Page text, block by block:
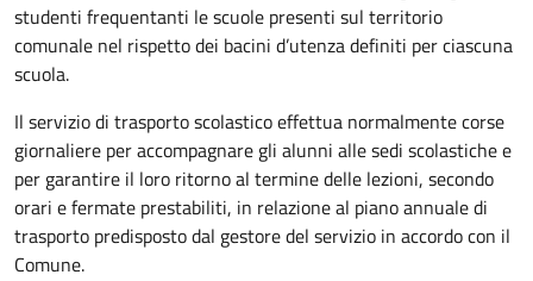
studenti frequentanti le scuole presenti sul territorio
comunale nel rispetto dei bacini d’utenza definiti per ciascuna
scuola.
Il servizio di trasporto scolastico effettua normalmente corse
giornaliere per accompagnare gli alunni alle sedi scolastiche e
per garantire il loro ritorno al termine delle lezioni, secondo
orari e fermate prestabiliti, in relazione al piano annuale di
trasporto predisposto dal gestore del servizio in accordo con il
Comune.